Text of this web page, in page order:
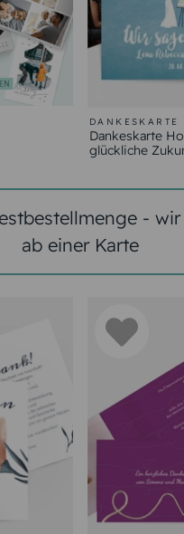
Dankeskarte
glückliche
-
ab einer Karte